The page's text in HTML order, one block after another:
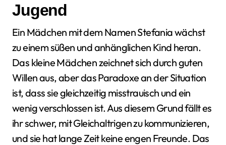
Jugend
Ein Mädchen mit dem Namen Stefania wächst
zu einem süßen und anhänglichen Kind heran.
Das kleine Mädchen zeichnet sich durch guten
Willen aus, aber das Paradoxe an der Situation
ist, dass sie gleichzeitig misstrauisch und ein
wenig verschlossen ist. Aus diesem Grund fällt es
ihr schwer, mit Gleichaltrigen zu kommunizieren,
und sie hat lange Zeit keine engen Freunde. Das